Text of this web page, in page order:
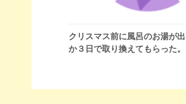
クリスマス前に風呂のお湯が
か３日で取り換えてもらった。